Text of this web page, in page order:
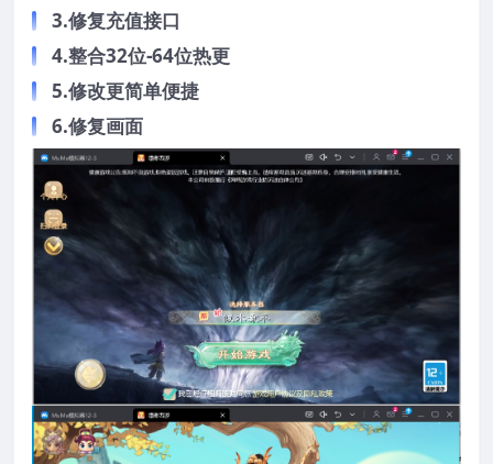
3.修复充值接口
4.整合32位-64位热更
5.修改更简单便捷
6.修复画面